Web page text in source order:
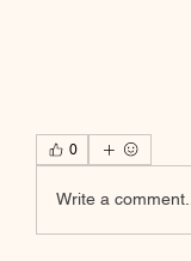
0
Write a comment...